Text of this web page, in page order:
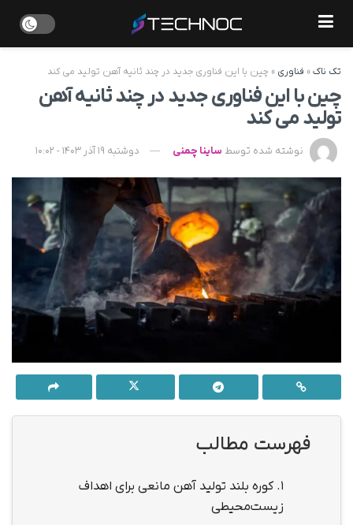
تک ناک» فناوری » چین با این فناوری جدید در چند ثانیه آهن تولید می کند
چین با این فناوری جدید در چند ثانیه آهن
تولید می کند
نوشته شده توسط ساینا چمنی دوشنبه 19 آذر 1403 - 10:02
فهرست مطالب
1. کوره بلند تولید آهن مانعی برای اهداف
زیست‌محیطی